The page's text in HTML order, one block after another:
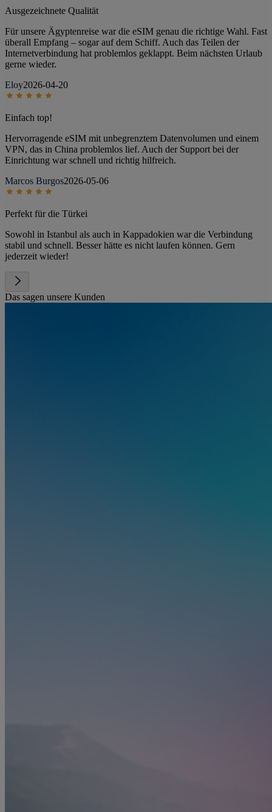
Ausgezeichnete Qualität
Für unsere Ägyptenreise war die eSIM genau die richtige Wahl. Fast
überall Empfang – sogar auf dem Schiff. Auch das Teilen der
Internetverbindung hat problemlos geklappt. Beim nächsten Urlaub
gerne wieder.
Eloy2026-04-20
Einfach top!
Hervorragende eSIM mit unbegrenztem Datenvolumen und einem
VPN, das in China problemlos lief. Auch der Support bei der
Einrichtung war schnell und richtig hilfreich.
Marcos Burgos2026-05-06
Perfekt für die Türkei
Sowohl in Istanbul als auch in Kappadokien war die Verbindung
stabil und schnell. Besser hätte es nicht laufen können. Gern
jederzeit wieder!
Das sagen unsere Kunden